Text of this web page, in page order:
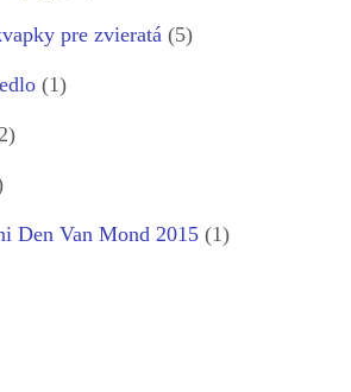
pre zvieratá (5)
(1)
Den Van Mond 2015 (1)